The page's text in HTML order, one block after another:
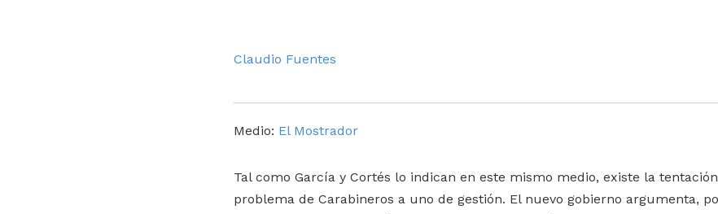
Claudio Fuentes
Medio: El Mostrador
Tal como García y Cortés lo indican en este mismo medio, existe la
problema de Carabineros a uno de gestión. El nuevo gobierno argumenta,